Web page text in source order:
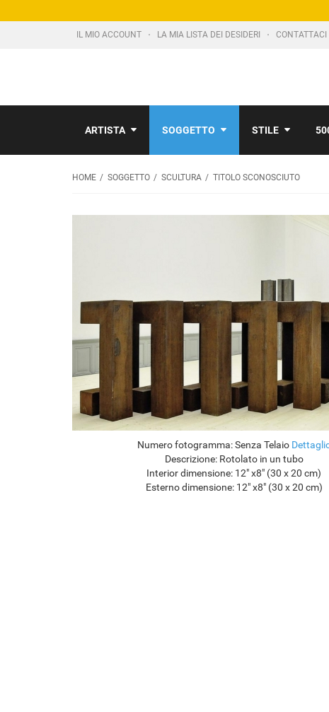
IL MIO ACCOUNT LA MIA LISTA DEI DESIDERI CONTATTACI
ARTISTA SOGGETTO STILE
HOME SOGGETTO SCULTURA TITOLO SCONOSCIUTO
Numero fotogramma: Senza Telaio
Descrizione: Rotolato in un tubo
Interior dimensione: 12" x8" (30 x 20 cm)
Esterno dimensione: 12" x8" (30 x 20 cm)